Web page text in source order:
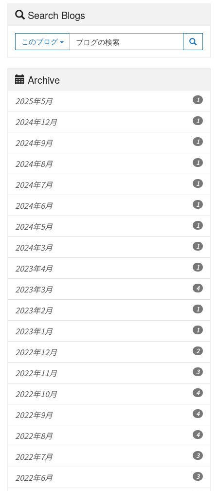
Search Blogs
このブログ
Archive
2025年5月 1
2024年12月 1
2024年9月 1
2024年8月 1
2024年7月 1
2024年6月 1
2024年5月 1
2024年3月 1
2023年4月 1
2023年3月 4
2023年2月 1
2023年1月 1
2022年12月 2
2022年11月 3
2022年10月 4
2022年9月 4
2022年8月 4
2022年7月 3
2022年6月 3